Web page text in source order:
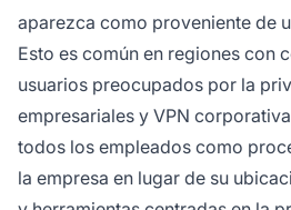
aparezca como proveniente de
Esto es común en regiones con
usuarios preocupados por la
empresariales y VPN
todos los empleados como
la empresa en lugar de su